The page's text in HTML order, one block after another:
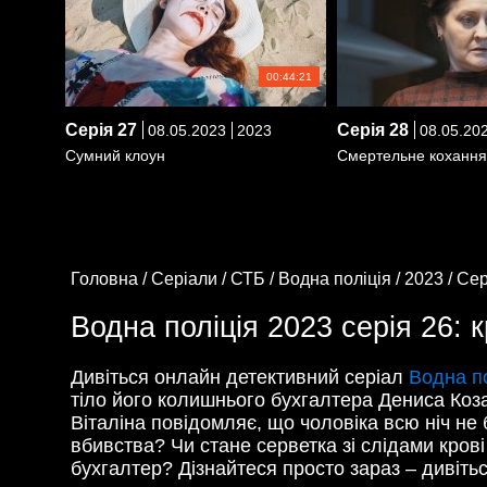
00:44:21
Серія 27 08.05.2023
2023
Сумний клоун
Серія 28
Смертельне кохання
Головна /Серіали /СТБ / Водна поліція / 2023 /
Водна поліція 2023 серія 26:
Дивіться онлайн детективний серіал Водна
тіло його колишнього бухгалтера Дениса
Віталіна повідомляє, що чоловіка всю ніч
вбивства? Чи стане серветка зі слідами
бухгалтер? Дізнайтеся просто зараз –